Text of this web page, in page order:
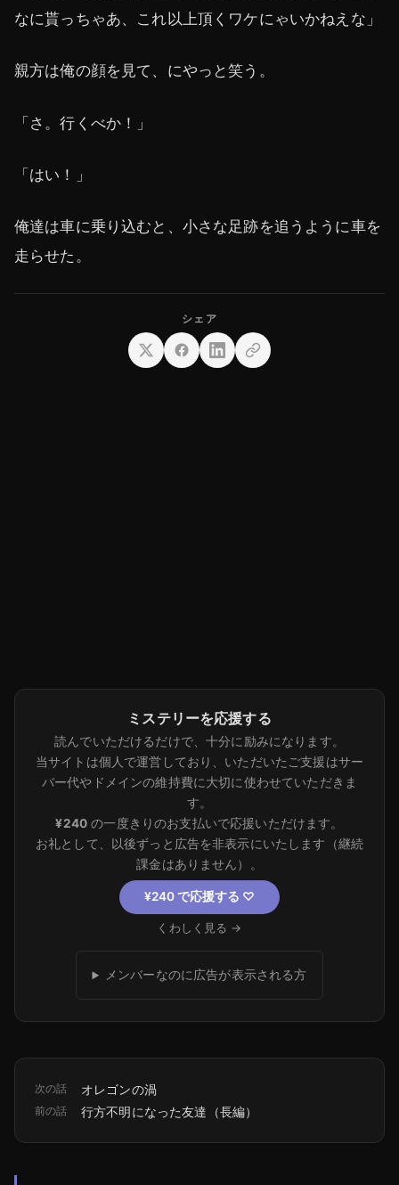
なに貰っちゃあ、これ以上頂くワケにゃいかねえな」
親方は俺の顔を見て、にやっと笑う。
「さ。行くべか！」
「はい！」
俺達は車に乗り込むと、小さな足跡を追うように車を
走らせた。
ミステリーを応援する
読んでいただけるだけで、十分に励みになります。
当サイトは個人で運営しており、いただいたご支援はサー
バー代やドメインの維持費に大切に使わせていただきま
す。
¥240 の一度きりのお支払いで応援いただけます。
お礼として、以後ずっと広告を非表示にいたします（継続
課金はありません）。
¥240 で応援する ♡
くわしく見る →
メンバーなのに広告が表示される方
次の話 オレゴンの渦
前の話 行方不明になった友達（長編）